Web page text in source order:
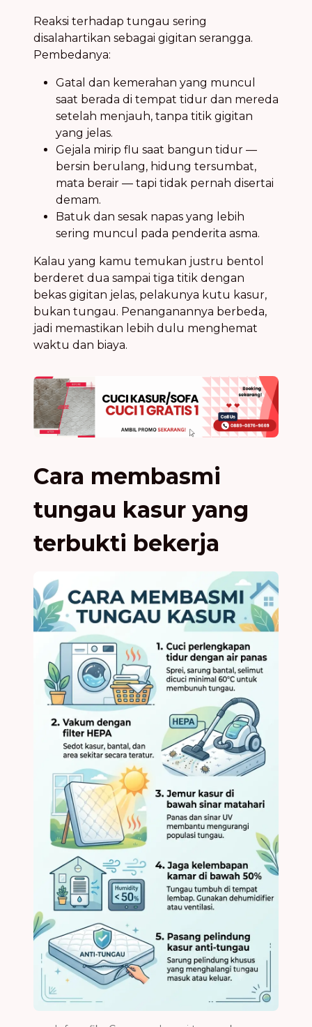
Reaksi terhadap tungau sering
disalahartikan sebagai gigitan serangga.
Pembedanya:
Gatal dan kemerahan yang muncul
saat berada di tempat tidur dan mereda
setelah menjauh, tanpa titik gigitan
yang jelas.
Gejala mirip flu saat bangun tidur —
bersin berulang, hidung tersumbat,
mata berair — tapi tidak pernah disertai
demam.
Batuk dan sesak napas yang lebih
sering muncul pada penderita asma.
Kalau yang kamu temukan justru bentol
berderet dua sampai tiga titik dengan
bekas gigitan jelas, pelakunya kutu kasur,
bukan tungau. Penanganannya berbeda,
jadi memastikan lebih dulu menghemat
waktu dan biaya.
Cara membasmi
tungau kasur yang
terbukti bekerja